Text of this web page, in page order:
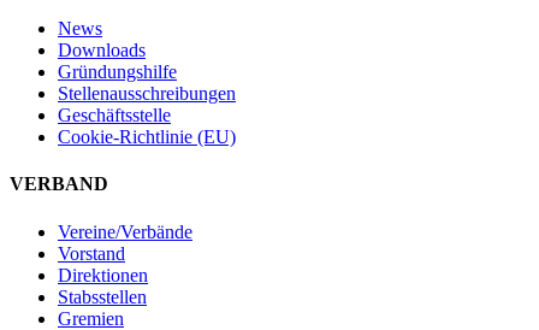
News
Downloads
Gründungshilfe
Stellen­ausschreibungen
Geschäftsstelle
Cookie-Richtlinie (EU)
VERBAND
Vereine/Verbände
Vorstand
Direktionen
Stabsstellen
Gremien